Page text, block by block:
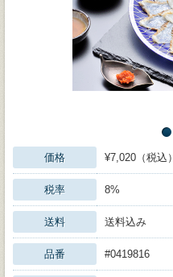
価格 ¥7,020（税込）
税率 8%
送料 送料込み
品番 #0419816